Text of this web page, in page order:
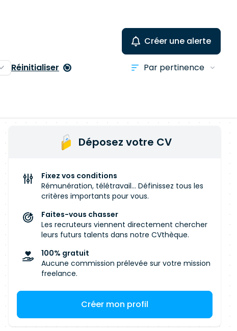
Créer une alerte
Réinitialiser
Déposez votre CV
Fixez vos conditions
Rémunération, télétravail... Définissez tous les
critères importants pour vous.
Faites-vous chasser
Les recruteurs viennent directement chercher
leurs futurs talents dans notre CVthèque.
100% gratuit
Aucune commission prélevée sur votre mission
freelance.
Créer mon profil